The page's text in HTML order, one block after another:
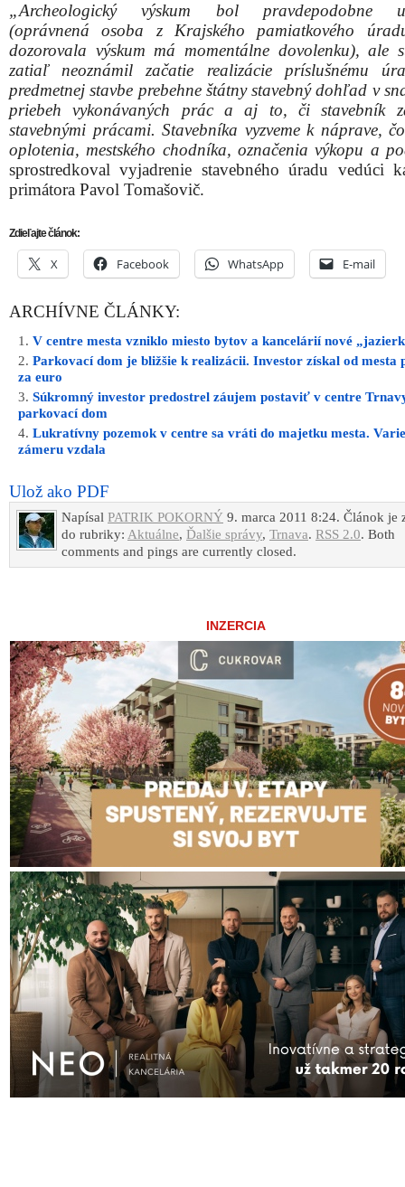
„Archeologický výskum bol pravdepodobne
(oprávnená osoba z Krajského pamiatkového
dozorovala výskum má momentálne dovolenku), ale
zatiaľ neoznámil začatie realizácie príslušnému
predmetnej stavbe prebehne štátny stavebný dohľad v
priebeh vykonávaných prác a aj to, či stavebník
stavebnými prácami. Stavebníka vyzveme k náprave,
oplotenia, mestského chodníka, označenia výkopu a
sprostredkoval vyjadrenie stavebného úradu vedúci
primátora Pavol Tomašovič.
Zdieľajte článok:
X Facebook WhatsApp E-mail
ARCHÍVNE ČLÁNKY:
V centre mesta vzniklo miesto bytov a kancelárií nové
Parkovací dom je bližšie k realizácii. Investor získal od mesta
za euro
Súkromný investor predostrel záujem postaviť v centre
parkovací dom
Lukratívny pozemok v centre sa vráti do majetku mesta.
zámeru vzdala
Ulož ako PDF
Napísal PATRIK POKORNÝ 9. marca 2011 8:24. Článok je
do rubriky: Aktuálne, Ďalšie správy, Trnava. RSS 2.0. Both
comments and pings are currently closed.
INZERCIA